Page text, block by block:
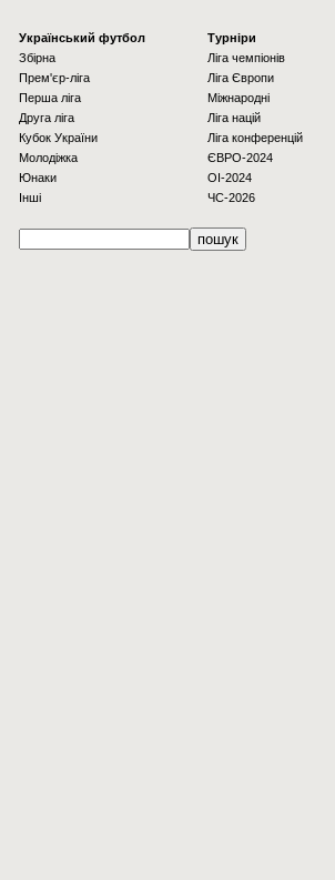
Українcький футбол
Збірна
Прем'єр-ліга
Перша ліга
Друга ліга
Кубок України
Молодіжка
Юнаки
Інші
Турніри
Ліга чемпіонів
Ліга Європи
Міжнародні
Ліга націй
Ліга конференцій
ЄВРО-2024
OI-2024
ЧС-2026